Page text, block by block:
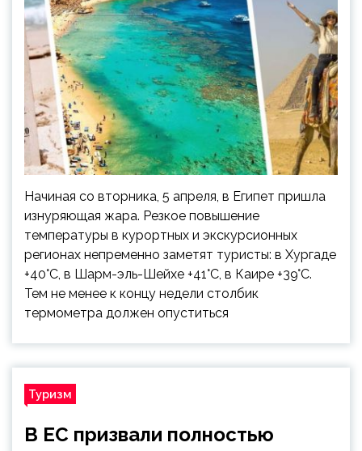
Начиная со вторника, 5 апреля, в Египет пришла
изнуряющая жара. Резкое повышение
температуры в курортных и экскурсионных
регионах непременно заметят туристы: в Хургаде
+40°C, в Шарм-эль-Шейхе +41°C, в Каире +39°C.
Тем не менее к концу недели столбик
термометра должен опуститься
Туризм
В ЕС призвали полностью